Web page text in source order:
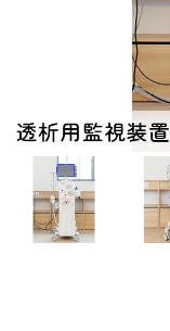
透析用監視装置